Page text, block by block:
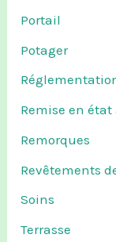
Portail
Potager
Remise en
Remorques
Revêtements
Soins
Terrasse